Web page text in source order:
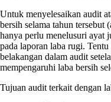
Untuk menyelesaikan audit
bersih selama tahun tersebut
hanya perlu menelusuri ayat
pada laporan laba rugi.
belakangan dalam audit
mempengaruhi laba bersih
Tujuan audit terkait dengan